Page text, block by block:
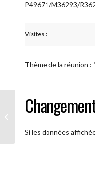
P49671/M36293/
Visites :
Thème de la réunion :
Si les données
AA Humilité (Le Langage